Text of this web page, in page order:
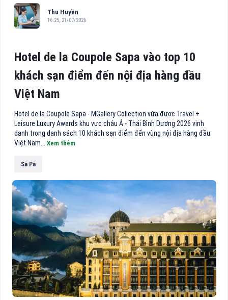
Thu Huyền
16:25, 21/07/2026
Hotel de la Coupole Sapa vào top 10
khách sạn điểm đến nội địa hàng đầu
Việt Nam
Hotel de la Coupole Sapa - MGallery Collection vừa được Travel +
Leisure Luxury Awards khu vực châu Á - Thái Bình Dương 2026 vinh
danh trong danh sách 10 khách sạn điểm đến vùng nội địa hàng đầu
Việt Nam... Xem thêm
Sa Pa